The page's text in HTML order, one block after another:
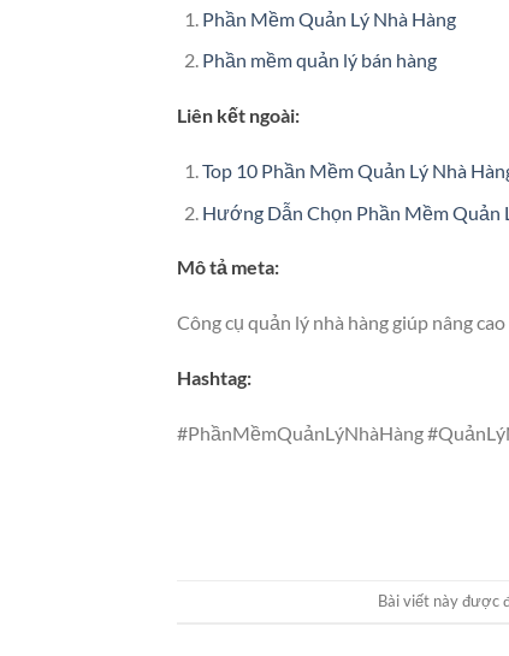
Phần Mềm Quản Lý Nhà Hàng
Phần mềm quản lý bán hàng
Liên kết ngoài:
Top 10 Phần Mềm Quản Lý Nhà
Hướng Dẫn Chọn Phần Mềm Quản
Mô tả meta:
Công cụ quản lý nhà hàng giúp nâng
Hashtag:
#PhầnMềmQuảnLýNhàHàng
Bài viết này được